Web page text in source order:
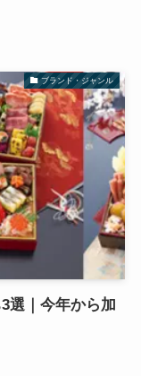
ブランド・ジャンル
選｜今年から加